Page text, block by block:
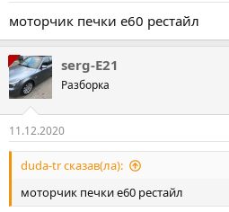
моторчик печки е60 рестайл
serg-E21
Разборка
11.12.2020
duda-tr сказав(ла):
моторчик печки е60 рестайл